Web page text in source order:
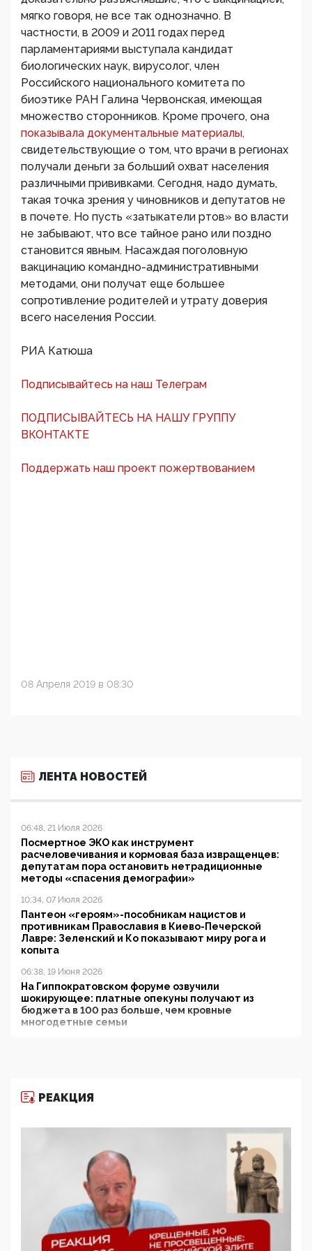
мягко говоря, не все так однозначно. В
частности, в 2009 и 2011 годах перед
парламентариями выступала кандидат
биологических наук, вирусолог, член
Российского национального комитета по
биоэтике РАН Галина Червонская, имеющая
множество сторонников. Кроме прочего, она
показывала документальные материалы,
свидетельствующие о том, что врачи в регионах
получали деньги за больший охват населения
различными прививками. Сегодня, надо думать,
такая точка зрения у чиновников и депутатов не
в почете. Но пусть «затыкатели ртов» во власти
не забывают, что все тайное рано или поздно
становится явным. Насаждая поголовную
вакцинацию командно-административными
методами, они получат еще большее
сопротивление родителей и утрату доверия
всего населения России.
РИА Катюша
Подписывайтесь на наш Телеграм
ПОДПИСЫВАЙТЕСЬ НА НАШУ ГРУППУ
ВКОНТАКТЕ
Поддержать наш проект пожертвованием
08 Апреля 2019 в 08:30
ЛЕНТА НОВОСТЕЙ
06:48, 21 Июля 2026
Посмертное ЭКО как инструмент
расчеловечивания и кормовая база извращенцев:
депутатам пора остановить нетрадиционные
методы «спасения демографии»
10:34, 07 Июля 2026
Пантеон «героям»-пособникам нацистов и
противникам Православия в Киево-Печерской
Лавре: Зеленский и Ко показывают миру рога и
копыта
06:38, 19 Июня 2026
На Гиппократовском форуме озвучили
шокирующее: платные опекуны получают из
бюджета в 100 раз больше, чем кровные
многодетные семьи
11:53, 09 Июня 2026
деятельность ИИТО ЮНЕСКО в России, но
цифроглобалисты продолжают определять
повестку в образовании
09:43, 01 Июня 2026
5G за счет здоровья граждан: Минцифры намерено
отобрать у регионов и муниципалитетов право
защищать жилые дома и социальные объекты от
05:58, 26 Мая 2026
РЕАКЦИЯ